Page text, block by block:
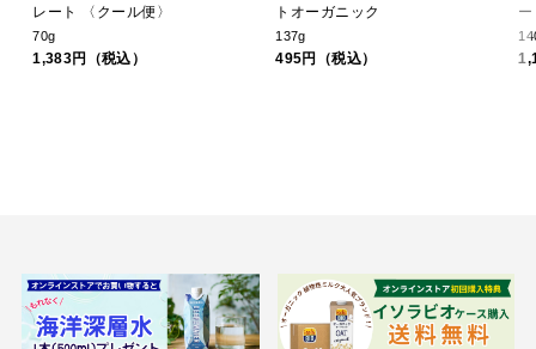
レート 〈クール便〉
70g
1,383円（税込）
トオーガニック
137g
495円（税込）